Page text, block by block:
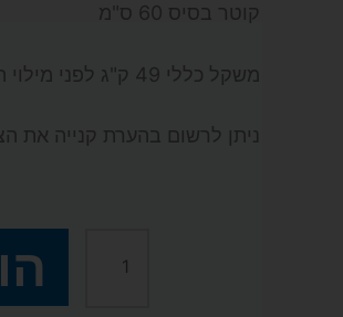
קוטר בסיס 60 ס"מ
משקל כללי 49 ק"ג לפני מילוי הבסיס ו150 ק"ג לאחר מילוי הבסיס.
ניתן לרשום בהערת קנייה את